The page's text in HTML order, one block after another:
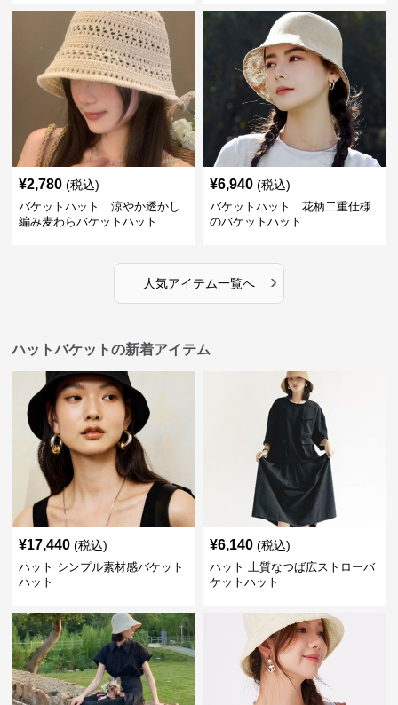
¥2,780 (税込)
バケットハット 涼やか透かし
編み麦わらバケットハット
¥6,940 (税込)
バケットハット 花柄二重仕様
のバケットハット
人気アイテム一覧へ ›
ハットバケットの新着アイテム
¥17,440 (税込)
ハット シンプル素材感バケット
ハット
¥6,140 (税込)
ハット 上質なつば広ストローバ
ケットハット